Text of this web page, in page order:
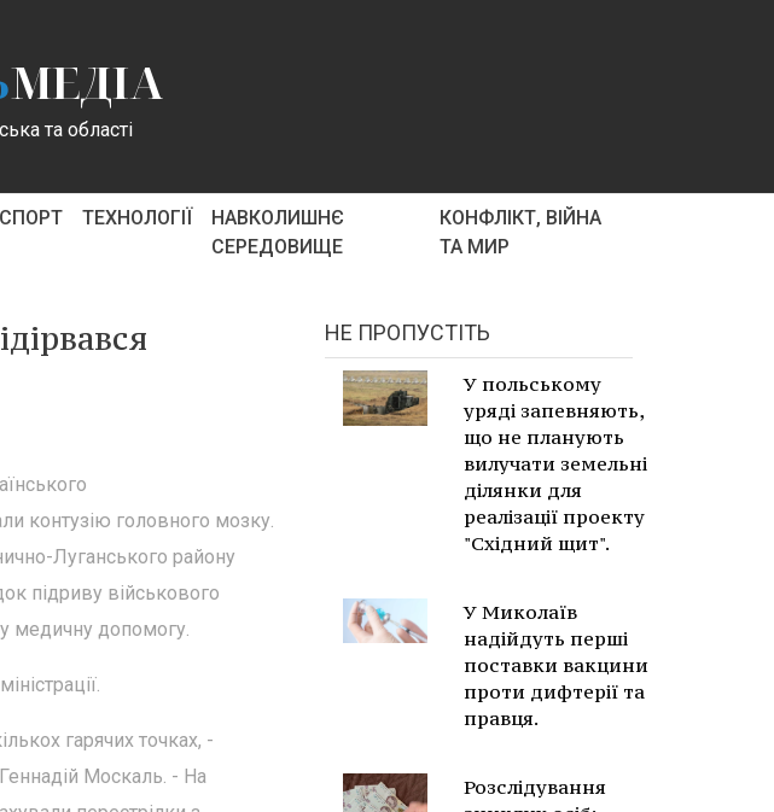
МЕДІА
та області
СПОРТ ТЕХНОЛОГІЇ
НАВКОЛИШНЄ
СЕРЕДОВИЩЕ
КОНФЛІКТ, ВІЙНА
ТА МИР
контузію головного мозку.
Луганського району
підриву військового
медичну допомогу.
гарячих точках, -
Москаль. - На
НЕ ПРОПУСТІТЬ
У польському
уряді запевняють,
що не планують
вилучати земельні
ділянки для
реалізації проекту
"Східний щит".
У Миколаїв
надійдуть перші
поставки вакцини
проти дифтерії та
правця.
Розслідування